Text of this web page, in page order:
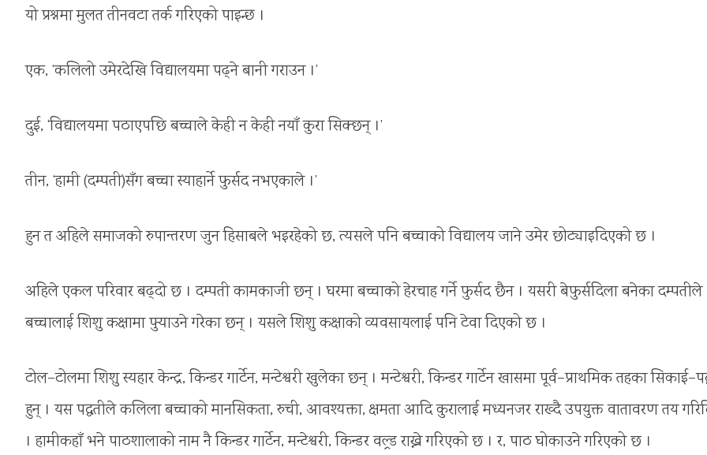
यो प्रश्नमा मुलत तीनवटा तर्क गरिएको पाइन्छ ।
एक, ‘कलिलो उमेरदेखि विद्यालयमा पढ्ने बानी गराउन ।’
दुई, ‘विद्यालयमा पठाएपछि बच्चाले केही न केही नयाँ कुरा सिक्छन् ।’
तीन, ‘हामी (दम्पती)सँग बच्चा स्याहार्ने फुर्सद नभएकाले ।’
हुन त अहिले समाजको रुपान्तरण जुन हिसाबले भइरहेको छ, त्यसले पनि बच्चाको विद्यालय जाने उमेर छोट्याइदिएको छ ।
अहिले एकल परिवार बढ्दो छ । दम्पती कामकाजी छन् । घरमा बच्चाको हेरचाह गर्ने फुर्सद छैन । यसरी बेफुर्सदिला बनेका दम्पतीले
बच्चालाई शिशु कक्षामा पुर्‍याउने गरेका छन् । यसले शिशु कक्षाको व्यवसायलाई पनि टेवा दिएको छ ।
टोल–टोलमा शिशु स्यहार केन्द्र, किन्डर गार्टेन, मन्टेश्वरी खुलेका छन् । मन्टेश्वरी, किन्डर गार्टेन खासमा पूर्व–प्राथमिक तहका
हुन् । यस पद्धतीले कलिला बच्चाको मानसिकता, रुची, आवश्यक्ता, क्षमता आदि कुरालाई मध्यनजर राख्दै उपयुक्त वातावरण तय
। हामीकहाँ भने पाठशालाको नाम नै किन्डर गार्टेन, मन्टेश्वरी, किन्डर वल्र्ड राख्ने गरिएको छ । र, पाठ घोकाउने गरिएको छ ।